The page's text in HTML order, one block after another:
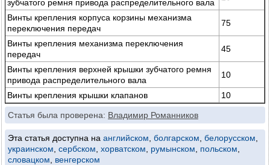
зубчатого ремня привода распределительного вала
Винты крепления корпуса корзины механизма
переключения передач
75
Винты крепления механизма переключения
передач
45
Винты крепления верхней крышки зубчатого ремня
привода распределительного вала
10
Винты крепления крышки клапанов 10
Статья была проверена: Владимир Романников
Эта статья доступна на английском болгарском белорусском
украинском сербском хорватском румынском польском
словацком
венгерском